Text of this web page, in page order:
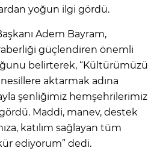
yoğun ilgi gördü.
Adem Bayram,
güçlendiren önemli
belirterek, “Kültürümüzü
aktarmak adına
şenliğimiz hemşehrilerimiz
Maddi, manev, destek
katılım sağlayan tüm
ediyorum” dedi.